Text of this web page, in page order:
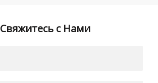
Свяжитесь с Нами